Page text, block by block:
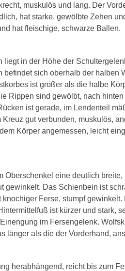
muskulös und lang. Der
hat starke, gewölbte Zehen
hat fleischige, schwarze Ballen.
liegt in der Höhe der
sich oberhalb der halben
ist größer als die halbe
Rippen sind gewölbt, nach
ist gerade, im Lendenteil
gut verbunden, muskulös,
Körper angemessen, leicht
Oberschenkel eine deutlich
gewinkelt. Das Schienbein ist
Ferse, stumpf
ist kürzer und stark,
im Fersengelenk.
länger als die der Vorderhand,
herabhängend, reicht bis zum